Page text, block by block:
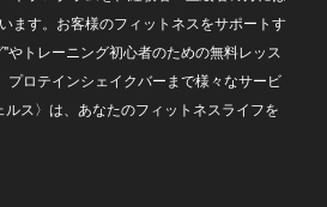
ます。お客様のフィットネスをサポートす
やトレーニング初心者のための無料レッス
プロテインシェイクバーまで様々なサービ
ス〉は、あなたのフィットネスライフを